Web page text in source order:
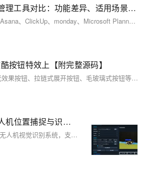
2026年AI智能项目管理工具对比：功能差异、适用场景与选型指南
本文测评 ONES、Jira、Asana、ClickUp、monday、Microsoft Planner、Smartsheet、Wrike、Notion、Linear 十款工具，帮助选型人员理解 AI 智能项目管理的能力差异、适用场景与落地边界。
按钮特效上【附完整源码】
本篇文章内容展示了灯光效果按钮、拉链式展开按钮、毛玻璃式按钮等众多炫酷按钮特效，并给出了完整代码及注释
基于 YOLOv8 的无人机位置捕捉与识别检测系统 [目标检测完整源码]
本项目基于YOLOv8构建无人机视觉识别系统，支持小目标检测、多源输入（图像/视频/摄像头）及实时定位。含完整训练代码、预训练模型、标注数据集与PyQt5可视化界面，开箱即用，便于部署与二次开发。